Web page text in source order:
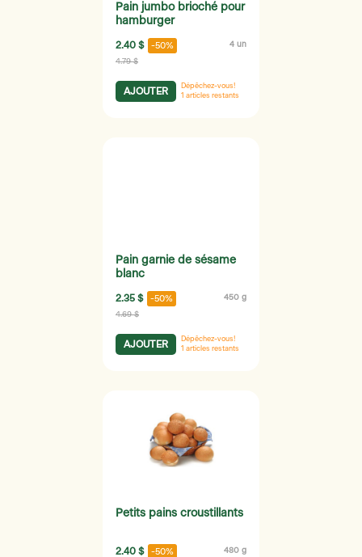
Pain jumbo brioché pour
hamburger
2.40 $ -50% 4 un
4.79 $
AJOUTER
Dépêchez-vous!
1 articles restants
Pain garnie de sésame
blanc
2.35 $ -50% 450 g
4.69 $
AJOUTER
Dépêchez-vous!
1 articles restants
Petits pains croustillants
2.40 $ -50% 480 g